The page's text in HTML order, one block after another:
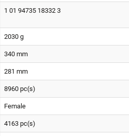
1 01 94735 18332 3
2030 g
340 mm
281 mm
8960 pc(s)
Female
4163 pc(s)